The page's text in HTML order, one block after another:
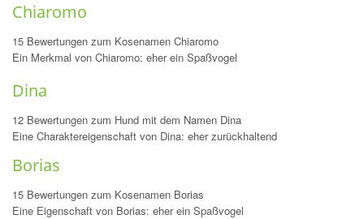
Chiaromo
15 Bewertungen zum Kosenamen Chiaromo
Ein Merkmal von Chiaromo: eher ein Spaßvogel
Dina
12 Bewertungen zum Hund mit dem Namen Dina
Eine Charaktereigenschaft von Dina: eher zurückhaltend
Borias
15 Bewertungen zum Kosenamen Borias
Eine Eigenschaft von Borias: eher ein Spaßvogel